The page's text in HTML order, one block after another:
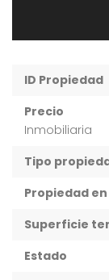
ID Propiedad
Precio
Inmobiliaria
Tipo
Propiedad en
Superficie
Estado